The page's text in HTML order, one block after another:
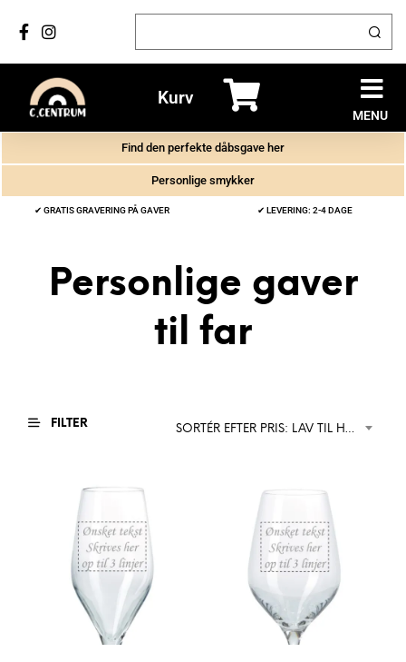
Kurv
MENU
Find den perfekte dåbsgave her
Personlige smykker
✔ GRATIS GRAVERING PÅ GAVER ✔ LEVERING: 2-4 DAGE
Personlige gaver
til far
FILTER